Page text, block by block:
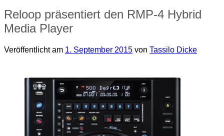
Reloop präsentiert den RMP-4 Hybrid
Media Player
Veröffentlicht am 1. September 2015 von Tassilo Dicke